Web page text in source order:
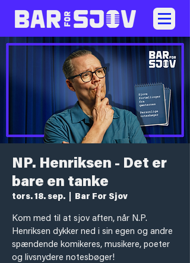
NP. Henriksen - Det er
bare en tanke
tors. 18. sep. Bar For Sjov
Kom med til at sjov aften, når N.P.
Henriksen dykker ned i sin egen og andre
spændende komikeres, musikere, poeter
og livsnydere notesbøger!